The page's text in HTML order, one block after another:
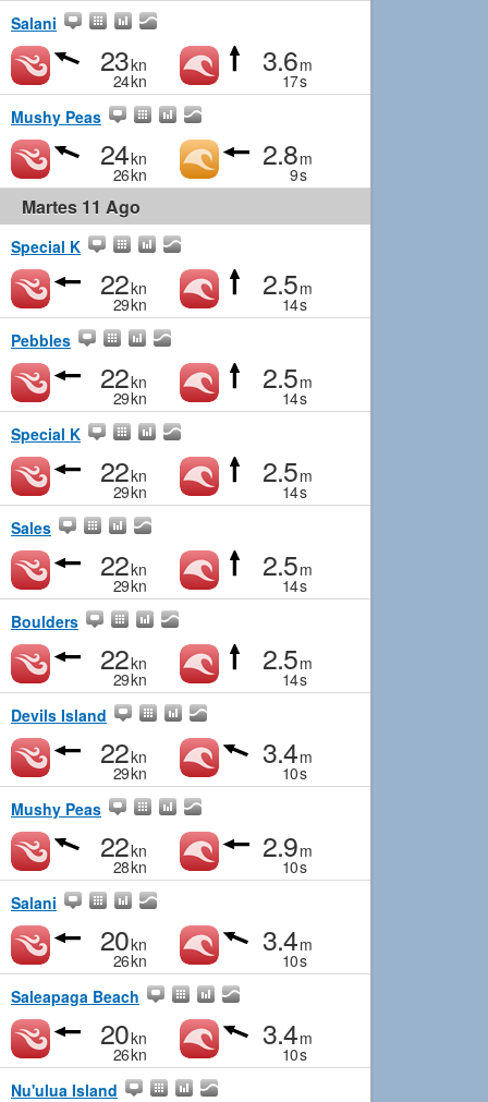
Salani
23kn
24kn
3.6m
17s
Mushy Peas
24kn
26kn
2.8m
9s
Martes 11 Ago
Special K
22kn
29kn
2.5m
14s
Pebbles
22kn
29kn
2.5m
14s
Special K
22kn
29kn
2.5m
14s
Sales
22kn
29kn
2.5m
14s
Boulders
22kn
29kn
2.5m
14s
Devils Island
22kn
29kn
3.4m
10s
Mushy Peas
22kn
28kn
2.9m
10s
Salani
20kn
26kn
3.4m
10s
Saleapaga Beach
20kn
26kn
3.4m
10s
Nu'ulua Island